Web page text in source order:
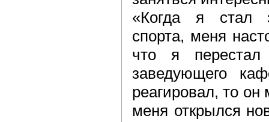
«Когда я стал
спорта, меня
что я перестал
заведующего
реагировал, то он
меня открылся